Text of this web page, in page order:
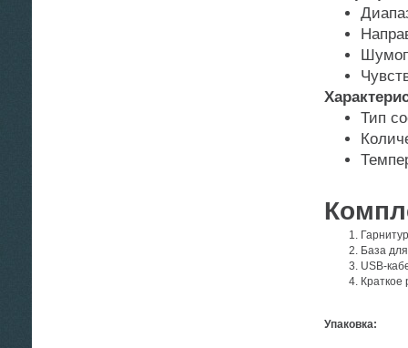
Тип
База
USB-
Краткое
Упаковка: